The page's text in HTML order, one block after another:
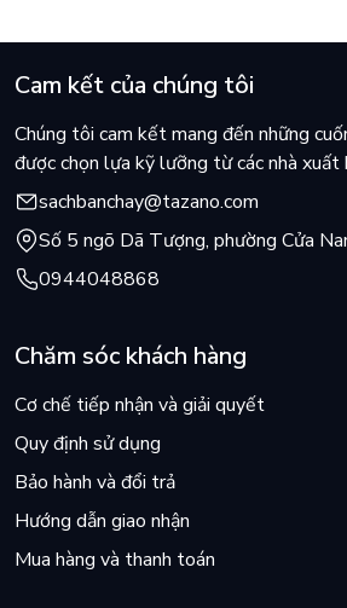
Cam kết của chúng tôi
Chúng tôi cam kết mang đến những
được chọn lựa kỹ lưỡng từ các nhà xuất
sachbanchay@tazano.com
Số 5 ngõ Dã Tượng, phường Cửa
0944048868
Chăm sóc khách hàng
Cơ chế tiếp nhận và giải quyết
Quy định sử dụng
Bảo hành và đổi trả
Hướng dẫn giao nhận
Mua hàng và thanh toán